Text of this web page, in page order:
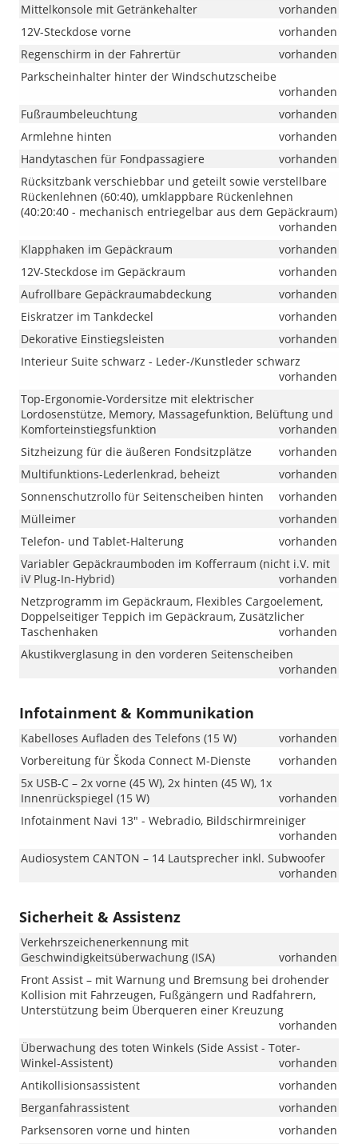
Mittelkonsole mit Getränkehalter
vorhanden
12V-Steckdose vorne
vorhanden
Regenschirm in der Fahrertür
vorhanden
Parkscheinhalter hinter der Windschutzscheibe
vorhanden
Fußraumbeleuchtung
vorhanden
Armlehne hinten
vorhanden
Handytaschen für Fondpassagiere
vorhanden
Rücksitzbank verschiebbar und geteilt sowie verstellbare
Rückenlehnen (60:40), umklappbare Rückenlehnen
(40:20:40 - mechanisch entriegelbar aus dem Gepäckraum)
vorhanden
Klapphaken im Gepäckraum
vorhanden
12V-Steckdose im Gepäckraum
vorhanden
Aufrollbare Gepäckraumabdeckung
vorhanden
Eiskratzer im Tankdeckel
vorhanden
Dekorative Einstiegsleisten
vorhanden
Interieur Suite schwarz - Leder-/Kunstleder schwarz
vorhanden
Top-Ergonomie-Vordersitze mit elektrischer
Lordosenstütze, Memory, Massagefunktion, Belüftung und
Komforteinstiegsfunktion
vorhanden
Sitzheizung für die äußeren Fondsitzplätze
vorhanden
Multifunktions-Lederlenkrad, beheizt
vorhanden
Sonnenschutzrollo für Seitenscheiben hinten
vorhanden
Mülleimer
vorhanden
Telefon- und Tablet-Halterung
vorhanden
Variabler Gepäckraumboden im Kofferraum (nicht i.V. mit
iV Plug-In-Hybrid)
vorhanden
Netzprogramm im Gepäckraum, Flexibles Cargoelement,
Doppelseitiger Teppich im Gepäckraum, Zusätzlicher
Taschenhaken
vorhanden
Akustikverglasung in den vorderen Seitenscheiben
vorhanden
Infotainment & Kommunikation
Kabelloses Aufladen des Telefons (15 W)
vorhanden
Vorbereitung für Škoda Connect M-Dienste
vorhanden
5x USB-C – 2x vorne (45 W), 2x hinten (45 W), 1x
Innenrückspiegel (15 W)
vorhanden
Infotainment Navi 13" - Webradio, Bildschirmreiniger
vorhanden
Audiosystem CANTON – 14 Lautsprecher inkl. Subwoofer
vorhanden
Sicherheit & Assistenz
Verkehrszeichenerkennung mit
Geschwindigkeitsüberwachung (ISA)
vorhanden
Front Assist – mit Warnung und Bremsung bei drohender
Kollision mit Fahrzeugen, Fußgängern und Radfahrern,
Unterstützung beim Überqueren einer Kreuzung
vorhanden
Überwachung des toten Winkels (Side Assist - Toter-
Winkel-Assistent)
vorhanden
Antikollisionsassistent
vorhanden
Berganfahrassistent
vorhanden
Parksensoren vorne und hinten
vorhanden